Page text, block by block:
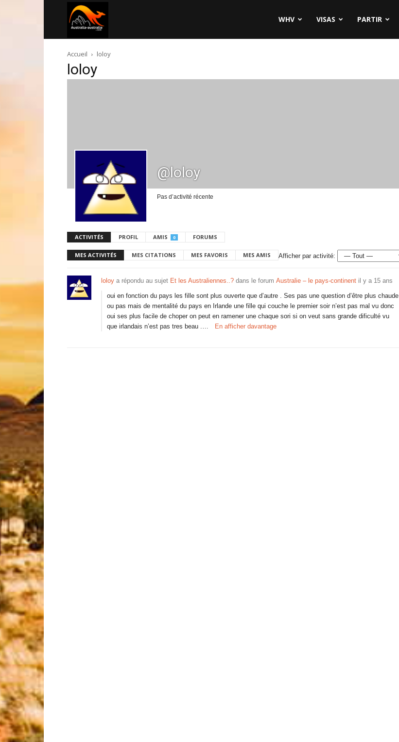
australie.com
WHV VISAS PARTIR
Accueil loloy
loloy
@loloy
Pas d’activité récente
ACTIVITÉS PROFIL AMIS 0 FORUMS
MES ACTIVITÉS MES CITATIONS MES FAVORIS MES AMIS Afficher par activité:
loloy a répondu au sujet Et les Australiennes..? dans le forum Australie – le pays-continent il y a 15 ans
oui en fonction du pays les fille sont plus ouverte que d’autre . Ses pas une question d’être plus chaude
ou pas mais de mentalité du pays en Irlande une fille qui couche le premier soir n’est pas mal vu donc
oui ses plus facile de choper on peut en ramener une chaque sori si on veut sans grande dificulté vu
que irlandais n’est pas tres beau .…
En afficher davantage